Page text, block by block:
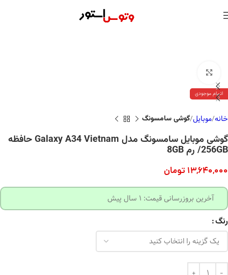
اتمام موجودی
خانه موبایل گوشی سامسونگ
گوشی موبایل سامسونگ مدل Galaxy A34 Vietnam حافظه
256GB/ رم 8GB
13,640,000 تومان
آخرین بروزرسانی قیمت: 1 سال پیش
رنگ